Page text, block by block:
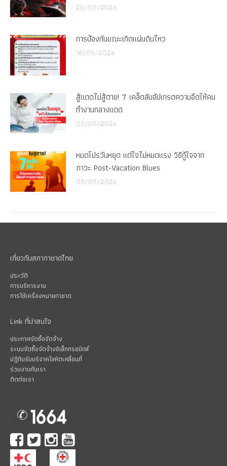
20/05/2026
การป้องกันขณะเกิดแผ่นดินไหว
18/05/2026
สู้แดดไม่สู้ตาย! 7 เคล็ดลับอัปเกรดความอึดให้คน
ทำงานกลางแดด
05/05/2026
หมดโปรวันหยุด แต่ใจไม่หมดแรง วิธีกู้ใจจาก
ภาวะ Post-Vacation Blues
05/05/2026
เกี่ยวกับสภากาชาดไทย
ประวัติ
การบริหารงาน
การใช้เครื่องหมายกาชาด
Link ที่น่าสนใจ
ประกาศจัดซื้อจัดจ้าง
ระบบจัดซื้อจัดจ้างอิเล็กทรอนิกส์
ปฏิทินรับบริจาคโลหิตเคลื่อนที่
ร่วมงานกับเรา
ติดต่อเรา